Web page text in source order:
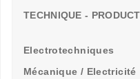
TECHNIQUE -
Electrotechniques
Mécanique / Electricité